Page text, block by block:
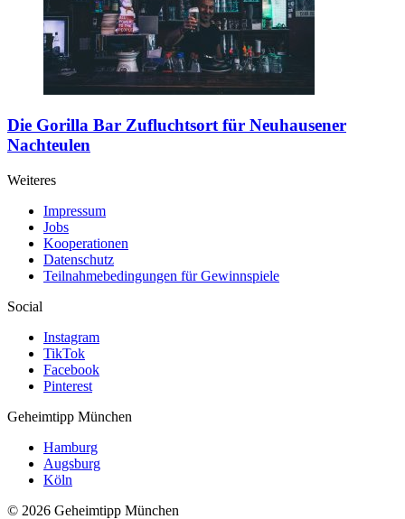
Die Gorilla Bar Zufluchtsort für Neuhausener
Nachteulen
Weiteres
Impressum
Jobs
Kooperationen
Datenschutz
Teilnahmebedingungen für Gewinnspiele
Social
Instagram
TikTok
Facebook
Pinterest
Geheimtipp München
Hamburg
Augsburg
Köln
© 2026 Geheimtipp München